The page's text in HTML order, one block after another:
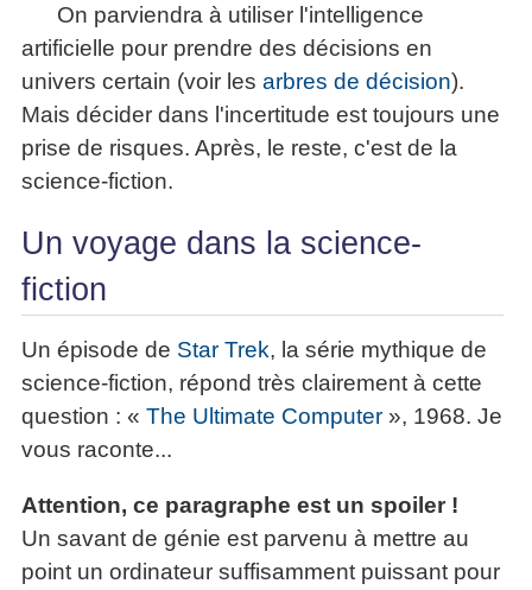
On parviendra à utiliser l'intelligence
artificielle pour prendre des décisions en
univers certain (voir les arbres de décision).
Mais décider dans l'incertitude est toujours une
prise de risques. Après, le reste, c'est de la
science-fiction.
Un voyage dans la science-
fiction
Un épisode de Star Trek, la série mythique de
science-fiction, répond très clairement à cette
question : « The Ultimate Computer », 1968. Je
vous raconte...
Attention, ce paragraphe est un spoiler !
Un savant de génie est parvenu à mettre au
point un ordinateur suffisamment puissant pour